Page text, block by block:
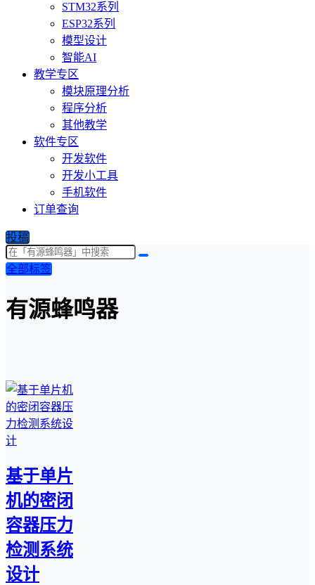
STM32系列
ESP32系列
模型设计
智能AI
教学专区
模块原理分析
程序分析
其他教学
软件专区
开发软件
开发小工具
手机软件
订单查询
投稿
全部标签
有源蜂鸣器
基于单片
机的密闭
容器压力
检测系统
设计